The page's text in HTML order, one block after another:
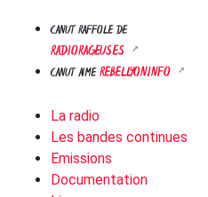
CANUT RAFFOLE DE
RADIORAGEUSES
CANUT AIMEREBELLYON.INFO
La radio
Les bandes continues
Emissions
Documentation